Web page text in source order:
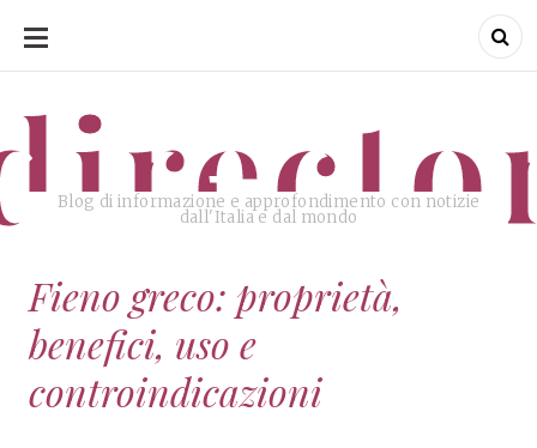
SKIP
CONTENT
Blog di informazione e approfondimento con notizie
dall'Italia e dal mondo
Fieno greco: proprietà,
benefici, uso e
controindicazioni